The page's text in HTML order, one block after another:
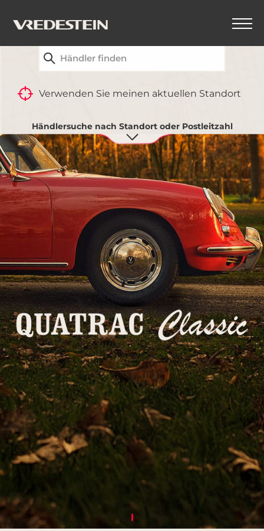
VREDESTEIN-HÄNDLER
Verwenden Sie meinen aktuellen Standort
Händlersuche nach Standort oder Postleitzahl